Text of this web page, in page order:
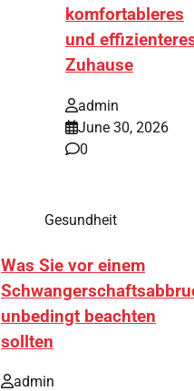
komfortableres
und
Zuhause
admin
June 30, 2026
0
Gesundheit
Was Sie vor einem
unbedingt beachten
sollten
admin